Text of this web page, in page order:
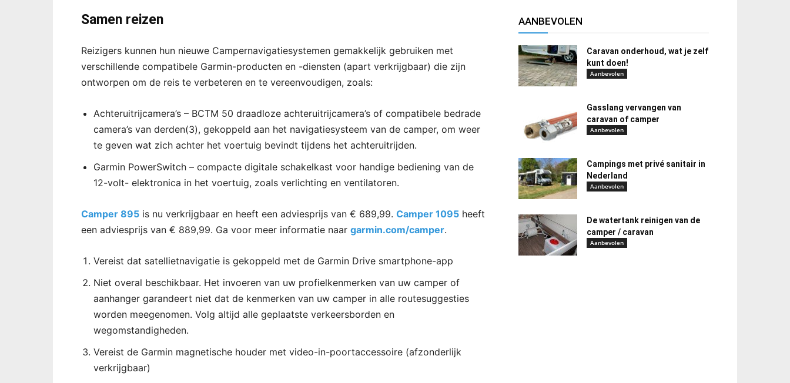
Samen reizen
Reizigers kunnen hun nieuwe Campernavigatiesystemen gemakkelijk gebruiken met
verschillende compatibele Garmin-producten en -diensten (apart verkrijgbaar) die zijn
ontworpen om de reis te verbeteren en te vereenvoudigen, zoals:
Achteruitrijcamera’s – BCTM 50 draadloze achteruitrijcamera’s of compatibele bedrade
camera’s van derden(3), gekoppeld aan het navigatiesysteem van de camper, om weer
te geven wat zich achter het voertuig bevindt tijdens het achteruitrijden.
Garmin PowerSwitch – compacte digitale schakelkast voor handige bediening van de
12-volt- elektronica in het voertuig, zoals verlichting en ventilatoren.
Camper 895 is nu verkrijgbaar en heeft een adviesprijs van € 689,99. Camper 1095 heeft
een adviesprijs van € 889,99. Ga voor meer informatie naar garmin.com/camper.
Vereist dat satellietnavigatie is gekoppeld met de Garmin Drive smartphone-app
Niet overal beschikbaar. Het invoeren van uw profielkenmerken van uw camper of
aanhanger garandeert niet dat de kenmerken van uw camper in alle routesuggesties
worden meegenomen. Volg altijd alle geplaatste verkeersborden en
wegomstandigheden.
Vereist de Garmin magnetische houder met video-in-poortaccessoire (afzonderlijk
verkrijgbaar)
AANBEVOLEN
Caravan onderhoud, wat je zelf
kunt doen!
Aanbevolen
Gasslang vervangen van
caravan of camper
Aanbevolen
Campings met privé sanitair in
Nederland
Aanbevolen
De watertank reinigen van de
camper / caravan
Aanbevolen